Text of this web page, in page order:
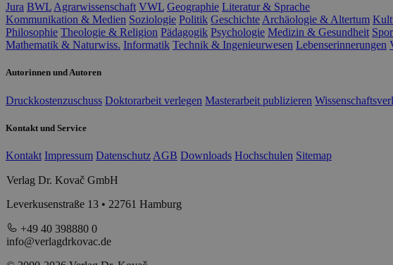
Jura BWL Agrarwissenschaft VWL Geographie Literatur & Sprache
Kommunikation & Medien Soziologie Politik Geschichte Archäologie & Altertum
Philosophie Theologie & Religion Pädagogik Psychologie Medizin & Gesundheit
Mathematik & Naturwiss. Informatik Technik & Ingenieurwesen Lebenserinnerungen
Autorinnen und Autoren
Druckkostenzuschuss Doktorarbeit verlegen Masterarbeit publizieren
Kontakt und Service
Kontakt Impressum Datenschutz AGB Downloads Hochschulen Sitemap
Verlag Dr. Kovač GmbH
Leverkusenstraße 13 • 22761 Hamburg
+49 40 398880 0
info@verlagdrkovac.de